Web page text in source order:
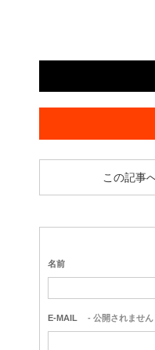
この記事
名前
E-MAIL - 公開されません